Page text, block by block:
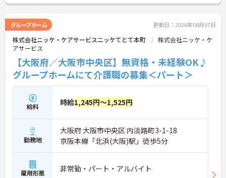
グループホーム 更新日：2026年08月07日
株式会社ニッケ・ケアサービスニッケてとて本町
株式会社ニッケ・ケ
アサービス
【大阪府／大阪市中央区】無資格・未経験OK♪
グループホームにて介護職の募集＜パート＞
給料 時給1,245円～1,525円
勤務地
大阪府 大阪市中央区 内淡路町3-1-18
京阪本線「北浜(大阪)駅」徒歩5分
雇用形態 非常勤・パート・アルバイト